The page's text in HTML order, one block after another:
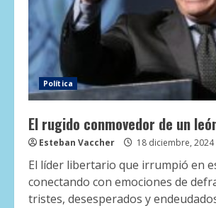
Política
El rugido conmovedor de un
Esteban Vaccher 18 diciembre, 2024
El líder libertario que irrumpió en
conectando con emociones de
tristes, desesperados y